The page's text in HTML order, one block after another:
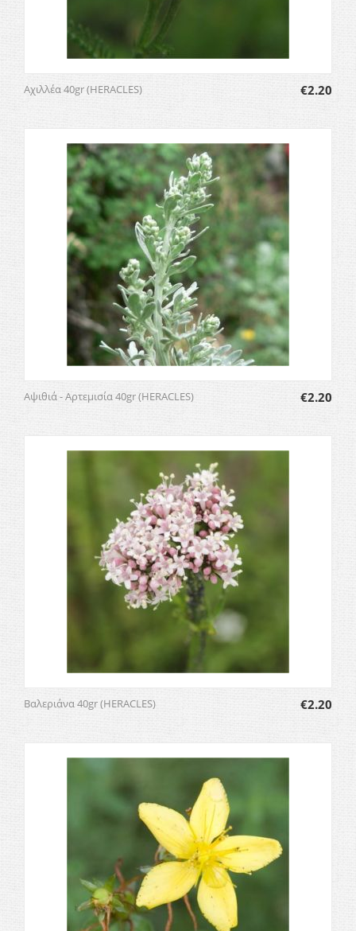
Αχιλλέα 40gr (HERACLES) €2.20
Αψιθιά - Αρτεμισία 40gr (HERACLES) €2.20
Βαλεριάνα 40gr (HERACLES) €2.20